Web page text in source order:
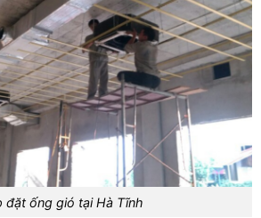
đặt ống gió tại Hà Tĩnh